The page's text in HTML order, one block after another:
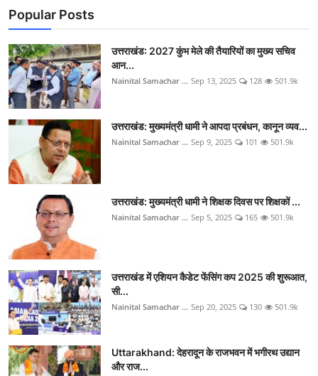
Popular Posts
उत्तराखंड: 2027 कुंभ मेले की तैयारियों का मुख्य सचिव
आन...
Nainital Samachar ... Sep 13, 2025 128 501.9k
उत्तराखंड: मुख्यमंत्री धामी ने आपदा प्रबंधन, कानून व्यव...
Nainital Samachar ... Sep 9, 2025 101 501.9k
उत्तराखंड: मुख्यमंत्री धामी ने शिक्षक दिवस पर शिक्षकों ...
Nainital Samachar ... Sep 5, 2025 165 501.9k
उत्तराखंड में एशियन कैडेट फेंसिंग कप 2025 की शुरूआत,
सी...
Nainital Samachar ... Sep 20, 2025 130 501.9k
Uttarakhand: देहरादून के राजभवन में भगीरथ उद्यान
और राज...